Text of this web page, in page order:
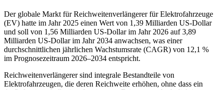
Der globale Markt für Reichweitenverlängerer für Elektrofahrzeuge
(EV) hatte im Jahr 2025 einen Wert von 1,39 Milliarden US-Dollar
und soll von 1,56 Milliarden US-Dollar im Jahr 2026 auf 3,89
Milliarden US-Dollar im Jahr 2034 anwachsen, was einer
durchschnittlichen jährlichen Wachstumsrate (CAGR) von 12,1 %
im Prognosezeitraum 2026–2034 entspricht.
Reichweitenverlängerer sind integrale Bestandteile von
Elektrofahrzeugen, die deren Reichweite erhöhen, ohne dass ein